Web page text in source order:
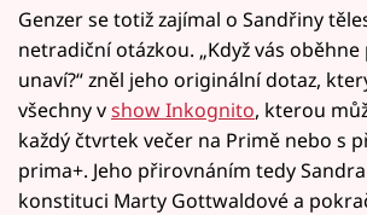
Genzer se totiž zajímal o Sandřiny
netradiční otázkou. „Když vás oběhne
unaví?“ zněl jeho originální dotaz,
všechny vshow Inkognito, kterou
každý čtvrtek večer na Primě nebo s
prima+. Jeho přirovnáním tedy
konstituci Marty Gottwaldové a